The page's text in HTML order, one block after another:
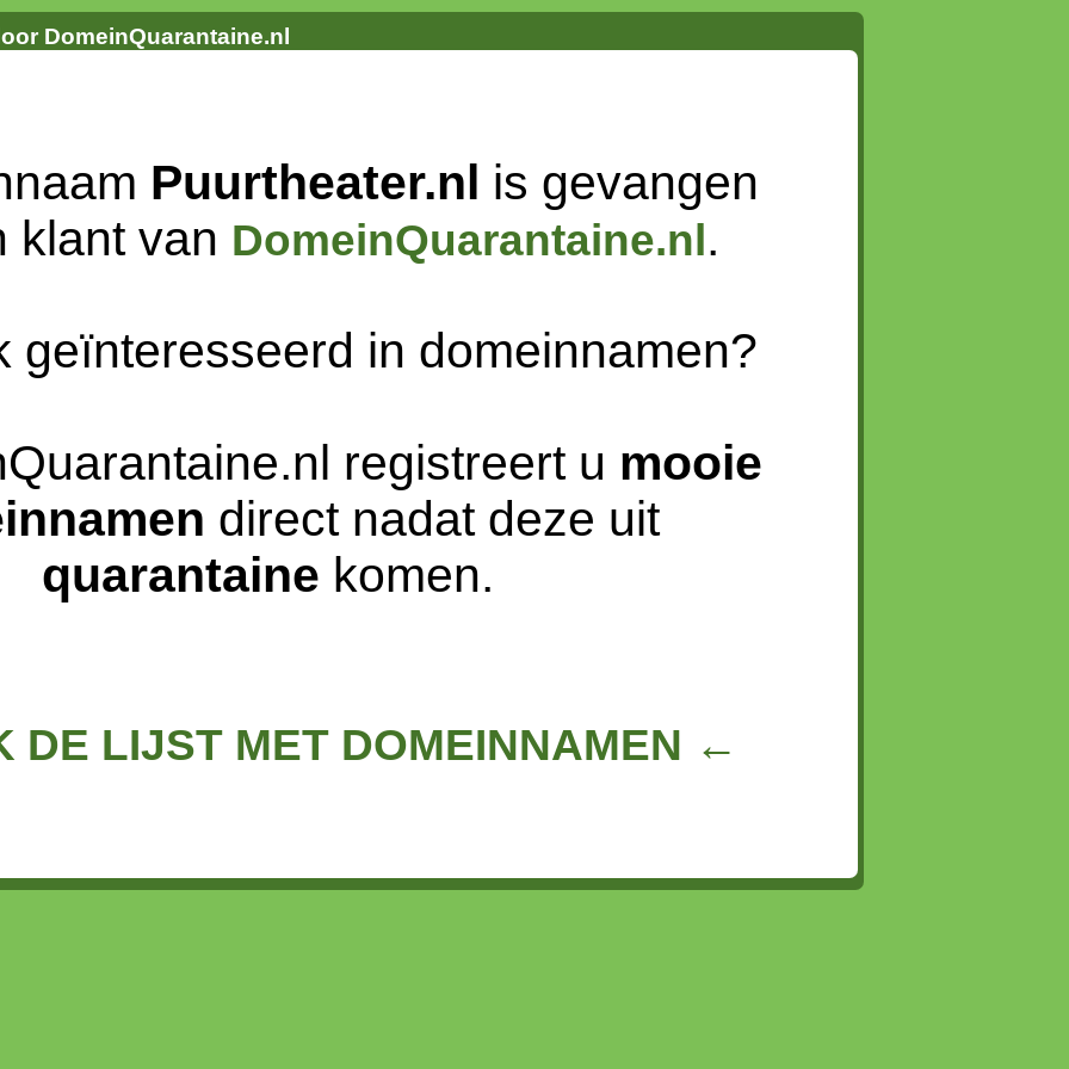
DomeinQuarantaine.nl
Puurtheater.nl is gevangen
klant van DomeinQuarantaine.nl .
geïnteresseerd in domeinnamen?
registreert u mooie
direct nadat deze uit
quarantaine komen.
DE LIJST MET DOMEINNAMEN ←